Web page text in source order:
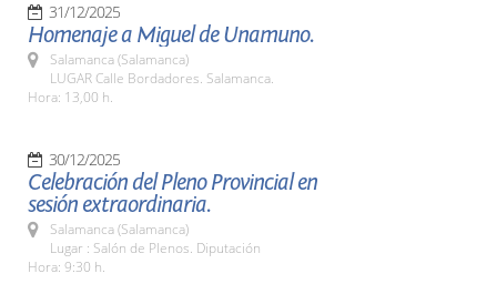
31/12/2025
Homenaje a Miguel de Unamuno.
Salamanca (Salamanca)
LUGAR Calle Bordadores. Salamanca.
Hora: 13,00 h.
30/12/2025
Celebración del Pleno Provincial en
sesión extraordinaria.
Salamanca (Salamanca)
Lugar : Salón de Plenos. Diputación
Hora: 9:30 h.